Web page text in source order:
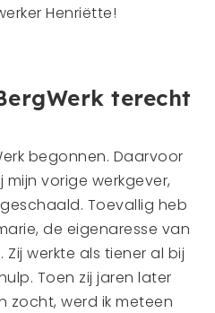
Henriëtte!
terecht
begonnen. Daarvoor
mijn vorige werkgever,
Toevallig heb
de eigenaresse van
Zij werkte als tiener al bij
Toen zij jaren later
zocht, werd ik meteen